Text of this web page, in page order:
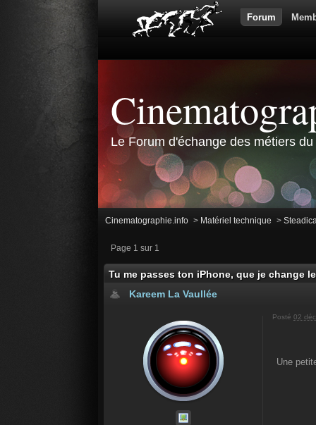
Forum
Le Forum d'échange des métiers
Cinematographie.info > Matériel technique >
Page 1 sur 1
Tu me passes ton iPhone, que je change
Kareem La Vaullée
Posté 02
Une